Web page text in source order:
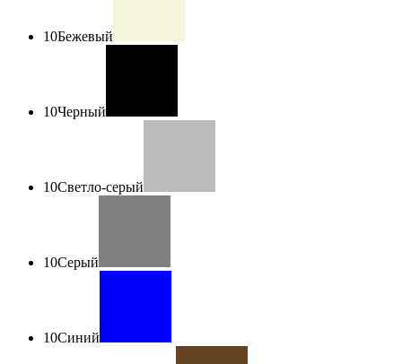
10Бежевый
10Черный
10Светло-серый
10Серый
10Синий